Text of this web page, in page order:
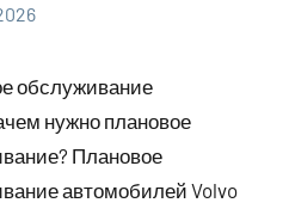
обслуживание
нужно плановое
Плановое
автомобилей Volvo